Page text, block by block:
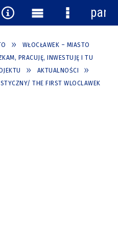
WŁOCŁAWEK – MIASTO
PRACUJĘ, INWESTUJĘ I TU
AKTUALNOŚCI
THE FIRST WLOCLAWEK
Narzędzia
Menu
główne
Menu
panel